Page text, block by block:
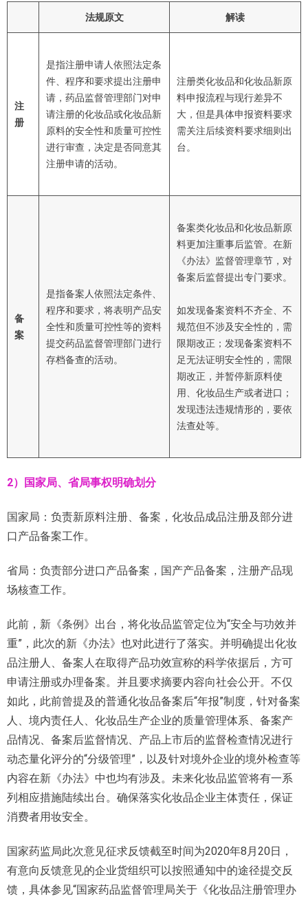
法规原文 解读
注
册
是指注册申请人依照法定条
件、程序和要求提出注册申
请，药品监督管理部门对申
请注册的化妆品或化妆品新
原料的安全性和质量可控性
进行审查，决定是否同意其
注册申请的活动。
注册类化妆品和化妆品新原
料申报流程与现行差异不
大，但是具体申报资料要求
需关注后续资料要求细则出
台。
备
案
是指备案人依照法定条件、
程序和要求，将表明产品安
全性和质量可控性等的资料
提交药品监督管理部门进行
存档备查的活动。
备案类化妆品和化妆品新原
料更加注重事后监管。在新
《办法》监督管理章节，对
备案后监督提出专门要求。
如发现备案资料不齐全、不
规范但不涉及安全性的，需
限期改正；发现备案资料不
足无法证明安全性的，需限
期改正，并暂停新原料使
用、化妆品生产或者进口；
发现违法违规情形的，要依
法查处等。
2）国家局、省局事权明确划分
国家局：负责新原料注册、备案，化妆品成品注册及部分进
口产品备案工作。
省局：负责部分进口产品备案，国产产品备案，注册产品现
场核查工作。
此前，新《条例》出台，将化妆品监管定位为“安全与功效并
重”，此次的新《办法》也对此进行了落实。并明确提出化妆
品注册人、备案人在取得产品功效宣称的科学依据后，方可
申请注册或办理备案。并且要求摘要内容向社会公开。不仅
如此，此前曾提及的普通化妆品备案后“年报”制度，针对备案
人、境内责任人、化妆品生产企业的质量管理体系、备案产
品情况、备案后监督情况、产品上市后的监督检查情况进行
动态量化评分的“分级管理”，以及针对境外企业的境外检查等
内容在新《办法》中也均有涉及。未来化妆品监管将有一系
列相应措施陆续出台。确保落实化妆品企业主体责任，保证
消费者用妆安全。
国家药监局此次意见征求反馈截至时间为2020年8月20日，
有意向反馈意见的企业货组织可以按照通知中的途径提交反
馈，具体参见“国家药品监督管理局关于《化妆品注册管理办